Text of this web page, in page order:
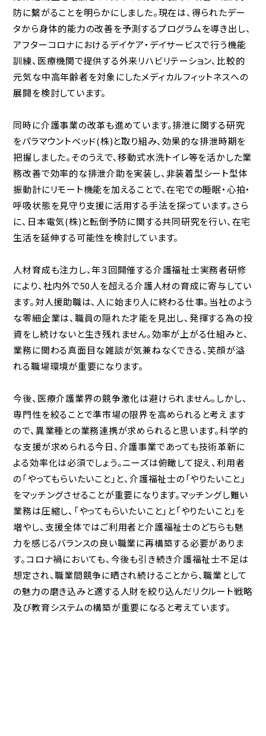
防に繫がることを明らかにしました。現在は、得られたデー
タから身体的能力の改善を予測するプログラムを導き出し、
アフターコロナにおけるデイケア・デイサービスで行う機能
訓練、医療機関で提供する外来リハビリテーション、比較的
元気な中高年齢者を対象にしたメディカルフィットネスへの
展開を検討しています。
同時に介護事業の改革も進めています。排泄に関する研究
をパラマウントベッド(株)と取り組み、効果的な排泄時期を
把握しました。そのうえで、移動式水洗トイレ等を活かした業
務改善で効率的な排泄介助を実装し、非装着型シート型体
振動計にリモート機能を加えることで、在宅での睡眠・心拍・
呼吸状態を見守り支援に活用する手法を探っています。さら
に、日本電気(株)と転倒予防に関する共同研究を行い、在宅
生活を延伸する可能性を検討しています。
人材育成も注力し、年３回開催する介護福祉士実務者研修
により、社内外で50人を超える介護人材の育成に寄与してい
ます。対人援助職は、人に始まり人に終わる仕事。当社のよう
な零細企業は、職員の隠れた才能を見出し、発揮する為の投
資をし続けないと生き残れません。効率が上がる仕組みと、
業務に関わる真面目な雑談が気兼ねなくできる、笑顔が溢
れる職場環境が重要になります。
今後、医療介護業界の競争激化は避けられません。しかし、
専門性を絞ることで準市場の限界を高められると考えます
ので、異業種との業務連携が求められると思います。科学的
な支援が求められる今日、介護事業であっても技術革新に
よる効率化は必須でしょう。ニーズは俯瞰して捉え、利用者
の「やってもらいたいこと」と、介護福祉士の「やりたいこと」
をマッチングさせることが重要になります。マッチングし難い
業務は圧縮し、「やってもらいたいこと」と「やりたいこと」を
増やし、支援全体ではご利用者と介護福祉士のどちらも魅
力を感じるバランスの良い職業に再構築する必要がありま
す。コロナ禍においても、今後も引き続き介護福祉士不足は
想定され、職業間競争に晒され続けることから、職業として
の魅力の磨き込みと適する人財を絞り込んだリクルート戦略
及び教育システムの構築が重要になると考えています。